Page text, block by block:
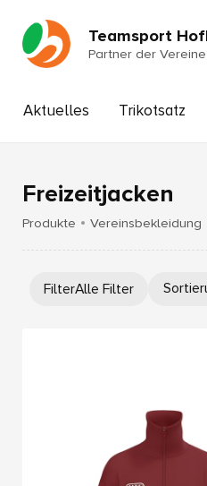
Teamsport
Partner der Vereine
Aktuelles Trikotsatz
Freizeitjacken
Produkte Vereinsbekleidung
FilterAlle Filter